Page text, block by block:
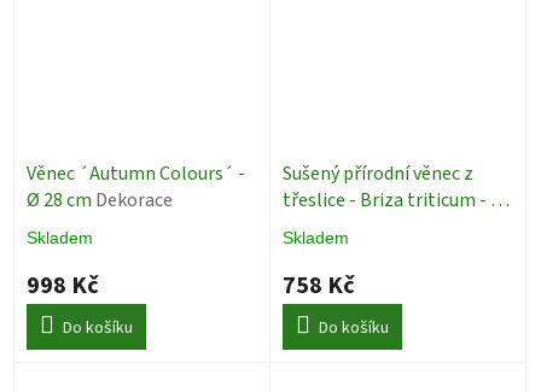
Věnec ´Autumn Colours´ -
Ø 28 cm Dekorace
Skladem
998 Kč
Do košíku
Sušený přírodní věnec z
třeslice - Briza triticum - Ø
28 Dekorace
Skladem
758 Kč
Do košíku